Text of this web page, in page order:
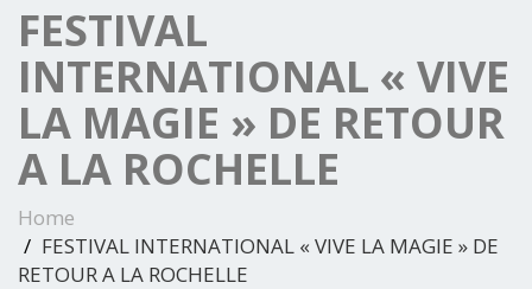
FESTIVAL
INTERNATIONAL « VIVE
LA MAGIE » DE RETOUR
A LA ROCHELLE
Home
FESTIVAL INTERNATIONAL « VIVE LA MAGIE » DE
RETOUR A LA ROCHELLE